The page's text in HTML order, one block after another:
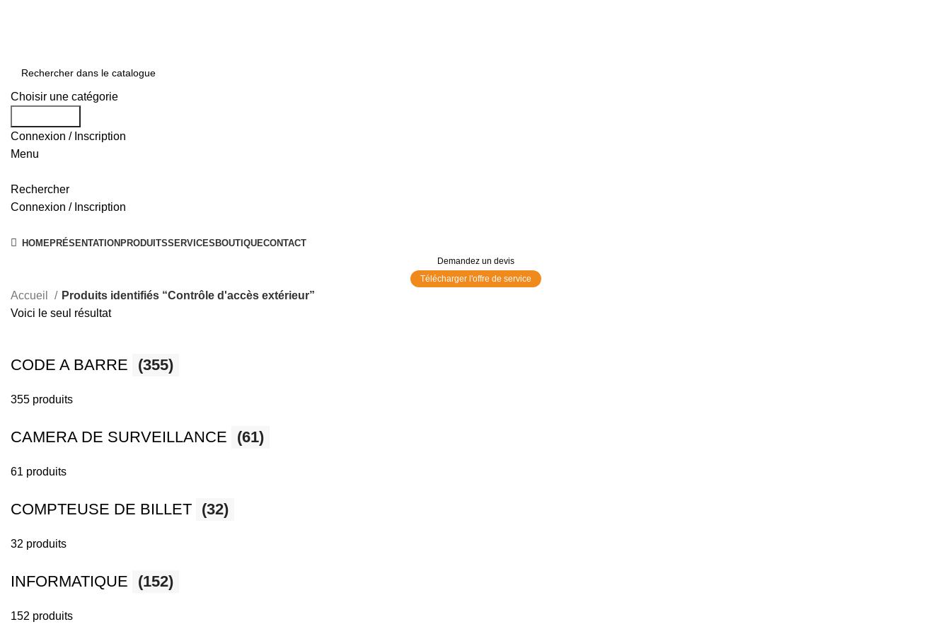
Choisir une catégorie
Connexion / Inscription
Menu
Rechercher
Connexion / Inscription
HOMEPRÉSENTATIONPRODUITSSERVICESBOUTIQUECONTACT
Demandez un devis
Télécharger l'offre de service
Accueil
Produits identifiés “Contrôle d'accès extérieur”
Voici le seul résultat
CODE A BARRE (355)
355 produits
CAMERA DE SURVEILLANCE (61)
61 produits
COMPTEUSE DE BILLET (32)
32 produits
INFORMATIQUE (152)
152 produits